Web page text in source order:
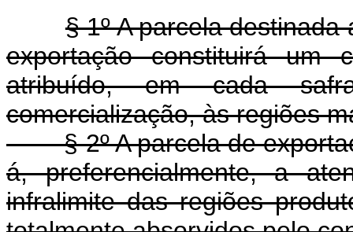
§ 1º A parcela
exportação constituirá um
atribuído, em cada
comercialização, às regiões
§ 2º A parcela de
á, preferencialmente, a
infralimite das regiões